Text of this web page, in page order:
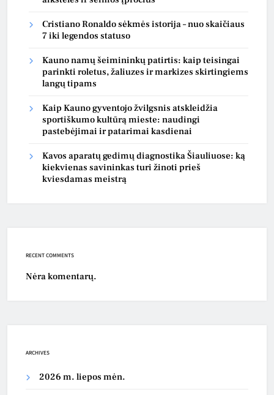
Cristiano Ronaldo sėkmės istorija – nuo skaičiaus
7 iki legendos statuso
Kauno namų šeimininkų patirtis: kaip teisingai
parinkti roletus, žaliuzes ir markizes skirtingiems
langų tipams
Kaip Kauno gyventojo žvilgsnis atskleidžia
sportiškumo kultūrą mieste: naudingi
pastebėjimai ir patarimai kasdienai
Kavos aparatų gedimų diagnostika Šiauliuose: ką
kiekvienas savininkas turi žinoti prieš
kviesdamas meistrą
RECENT COMMENTS
Nėra komentarų.
ARCHIVES
2026 m. liepos mėn.